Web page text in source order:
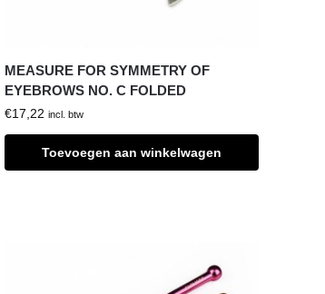
MEASURE FOR SYMMETRY OF
EYEBROWS NO. C FOLDED
€17,22 incl. btw
Toevoegen aan winkelwagen